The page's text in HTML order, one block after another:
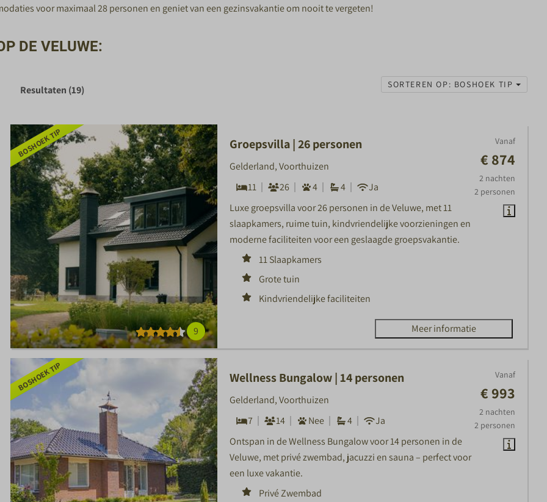
voor maximaal 28 personen en geniet van een gezinsvakantie om nooit te vergeten!
DE VELUWE:
SORTEREN OP: BOSHOEK TIP
Resultaten (19)
BOSHOEK TIP
9
Vanaf
€ 874
2 nachten
2 personen
Groepsvilla | 26 personen
Gelderland, Voorthuizen
11
26 4 4
Ja
Luxe groepsvilla voor 26 personen in de Veluwe, met 11
slaapkamers, ruime tuin, kindvriendelijke voorzieningen en
moderne faciliteiten voor een geslaagde groepsvakantie.
11 Slaapkamers
Grote tuin
Kindvriendelijke faciliteiten
Meer informatie
BOSHOEK TIP Vanaf
€ 993
2 nachten
2 personen
Wellness Bungalow | 14 personen
Gelderland, Voorthuizen
7
14 Nee 4
Ja
Ontspan in de Wellness Bungalow voor 14 personen in de
Veluwe, met privé zwembad, jacuzzi en sauna – perfect voor
een luxe vakantie.
Privé Zwembad